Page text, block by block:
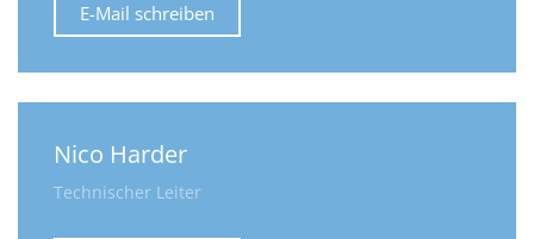
E-Mail schreiben
Nico Harder
Technischer Leiter